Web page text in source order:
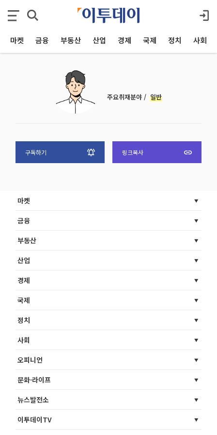
마켓 금융 부동산 산업 경제 국제 정치 사회
주요취재분야 / 일반
구독하기 링크복사
마켓
금융
부동산
산업
경제
국제
정치
사회
오피니언
문화·라이프
뉴스발전소
이투데이TV